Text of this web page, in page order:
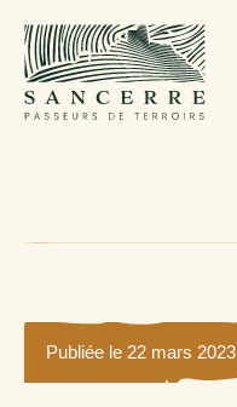
Publiée le 22 mars 2023